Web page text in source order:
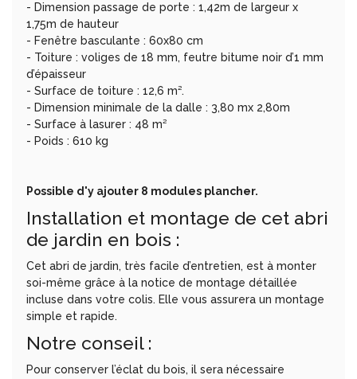
- Dimension passage de porte : 1,42m de largeur x
1,75m de hauteur
- Fenêtre basculante : 60x80 cm
- Toiture : voliges de 18 mm, feutre bitume noir d’1 mm
d’épaisseur
- Surface de toiture : 12,6 m².
- Dimension minimale de la dalle : 3,80 mx 2,80m
- Surface à lasurer : 48 m²
- Poids : 610 kg
Possible d'y ajouter 8 modules plancher.
Installation et montage de cet abri
de jardin en bois :
Cet abri de jardin, très facile d’entretien, est à monter
soi-même grâce à la notice de montage détaillée
incluse dans votre colis. Elle vous assurera un montage
simple et rapide.
Notre conseil :
Pour conserver l’éclat du bois, il sera nécessaire